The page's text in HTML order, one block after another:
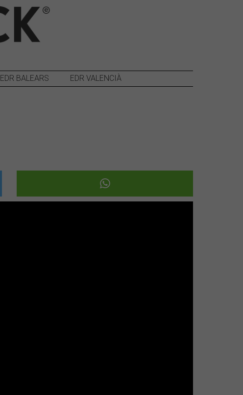
EDR BALEARS EDR VALENCIÀ